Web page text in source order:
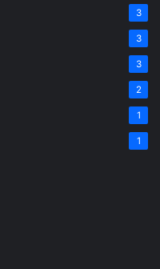
3
3
3
2
1
1